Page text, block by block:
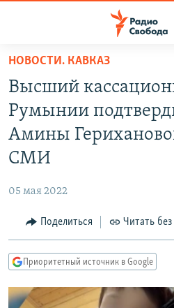
упрощенного
доступа
Вернуться
основному
содержанию
навигации
Вернутся
АВТОРСКИЕ ПРОЕКТЫ
ЦИТАТЫ СВОБОДЫ
IDEL.РЕАЛИИ
КАВКАЗ.РЕАЛИИ
СИБИРЬ.РЕАЛИИ
НОВОСТИ. КАВКАЗ
Высший
Румынии
Амины
СМИ
05 мая 2022
Поделиться Читать без
Приоритетный источник в Google